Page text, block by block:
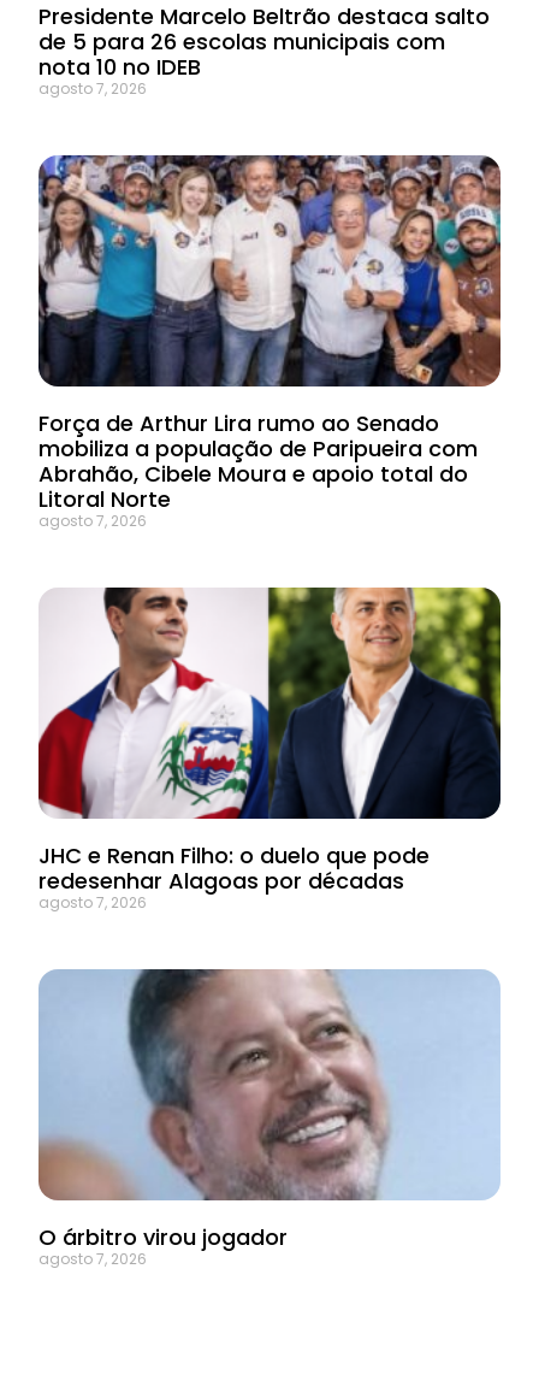
Presidente Marcelo Beltrão destaca salto
de 5 para 26 escolas municipais com
nota 10 no IDEB
agosto 7, 2026
Força de Arthur Lira rumo ao Senado
mobiliza a população de Paripueira com
Abrahão, Cibele Moura e apoio total do
Litoral Norte
agosto 7, 2026
JHC e Renan Filho: o duelo que pode
redesenhar Alagoas por décadas
agosto 7, 2026
O árbitro virou jogador
agosto 7, 2026